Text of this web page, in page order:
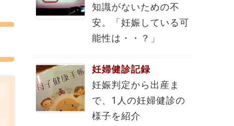
知識がないための不
安。「妊娠している可
能性は・・？」
妊婦健診記録
妊娠判定から出産ま
で、1人の妊婦健診の
様子を紹介